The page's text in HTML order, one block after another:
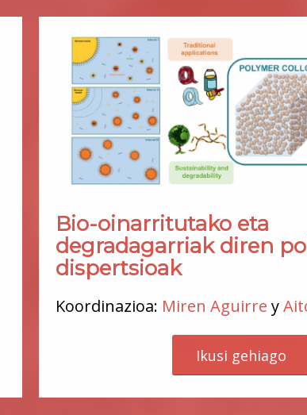
Bio-oinarritutako eta
degradagarriak diren
dispertsioak
Koordinazioa: Miren Aguirre y
Ikusi gehiago